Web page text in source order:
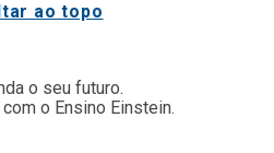
ao topo
o seu futuro.
o Ensino Einstein.